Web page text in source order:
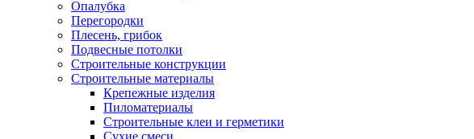
Опалубка
Перегородки
Плесень, грибок
Подвесные потолки
Строительные конструкции
Строительные материалы
Крепежные изделия
Пиломатериалы
Строительные клеи и герметики
Сухие смеси